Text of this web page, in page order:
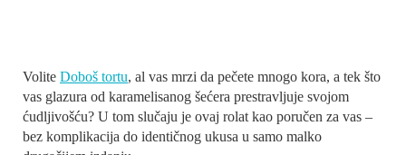
Volite Doboš tortu, al vas mrzi da pečete mnogo kora, a tek što
vas glazura od karamelisanog šećera prestravljuje svojom
ćudljivošću? U tom slučaju je ovaj rolat kao poručen za vas –
bez komplikacija do identičnog ukusa u samo malko